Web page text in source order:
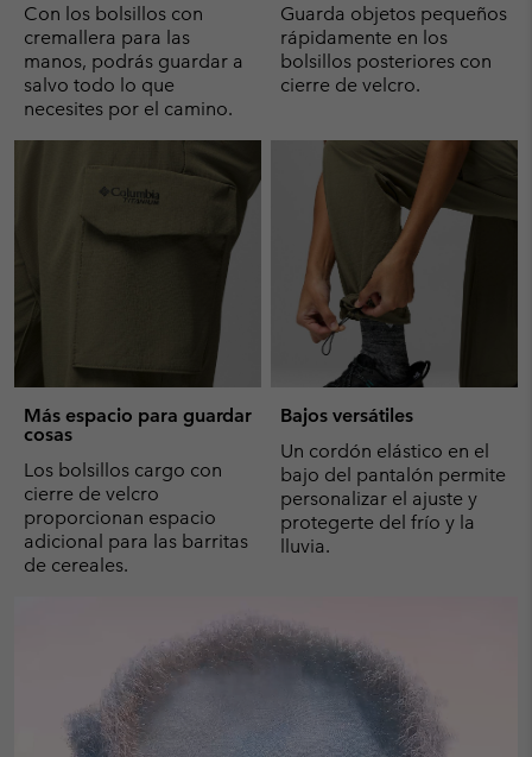
Con los bolsillos con
cremallera para las
manos, podrás guardar a
salvo todo lo que
necesites por el camino.
Guarda objetos pequeños
rápidamente en los
bolsillos posteriores con
cierre de velcro.
Más espacio para guardar
cosas
Los bolsillos cargo con
cierre de velcro
proporcionan espacio
adicional para las barritas
de cereales.
Bajos versátiles
Un cordón elástico en el
bajo del pantalón permite
personalizar el ajuste y
protegerte del frío y la
lluvia.